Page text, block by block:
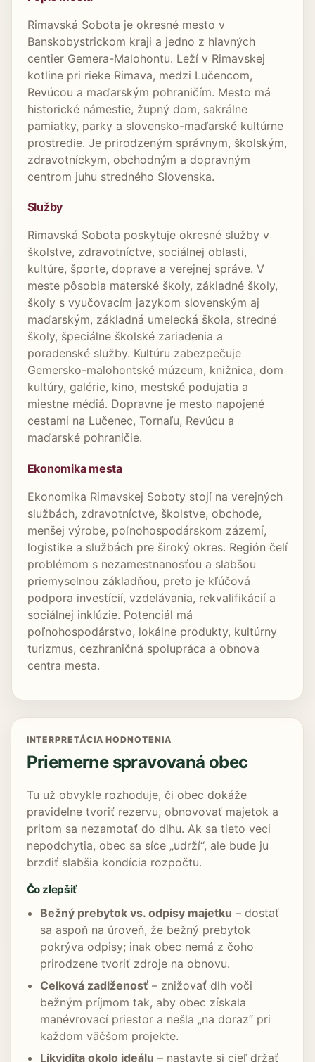
Rimavská Sobota je okresné mesto v
Banskobystrickom kraji a jedno z hlavných
centier Gemera-Malohontu. Leží v Rimavskej
kotline pri rieke Rimava, medzi Lučencom,
Revúcou a maďarským pohraničím. Mesto má
historické námestie, župný dom, sakrálne
pamiatky, parky a slovensko-maďarské kultúrne
prostredie. Je prirodzeným správnym, školským,
zdravotníckym, obchodným a dopravným
centrom juhu stredného Slovenska.
Služby
Rimavská Sobota poskytuje okresné služby v
školstve, zdravotníctve, sociálnej oblasti,
kultúre, športe, doprave a verejnej správe. V
meste pôsobia materské školy, základné školy,
školy s vyučovacím jazykom slovenským aj
maďarským, základná umelecká škola, stredné
školy, špeciálne školské zariadenia a
poradenské služby. Kultúru zabezpečuje
Gemersko-malohontské múzeum, knižnica, dom
kultúry, galérie, kino, mestské podujatia a
miestne médiá. Dopravne je mesto napojené
cestami na Lučenec, Tornaľu, Revúcu a
maďarské pohraničie.
Ekonomika mesta
Ekonomika Rimavskej Soboty stojí na verejných
službách, zdravotníctve, školstve, obchode,
menšej výrobe, poľnohospodárskom zázemí,
logistike a službách pre široký okres. Región čelí
problémom s nezamestnanosťou a slabšou
priemyselnou základňou, preto je kľúčová
podpora investícií, vzdelávania, rekvalifikácií a
sociálnej inklúzie. Potenciál má
poľnohospodárstvo, lokálne produkty, kultúrny
turizmus, cezhraničná spolupráca a obnova
centra mesta.
INTERPRETÁCIA HODNOTENIA
Priemerne spravovaná obec
Tu už obvykle rozhoduje, či obec dokáže
pravidelne tvoriť rezervu, obnovovať majetok a
pritom sa nezamotať do dlhu. Ak sa tieto veci
nepodchytia, obec sa síce „udrží“, ale bude ju
brzdiť slabšia kondícia rozpočtu.
Čo zlepšiť
Bežný prebytok vs. odpisy majetku – dostať
sa aspoň na úroveň, že bežný prebytok
pokrýva odpisy; inak obec nemá z čoho
prirodzene tvoriť zdroje na obnovu.
Celková zadlženosť– znižovať dlh voči
bežným príjmom tak, aby obec získala
manévrovací priestor a nešla „na doraz“ pri
každom väčšom projekte.
Likvidita okolo ideálu – nastavte si cieľ držať